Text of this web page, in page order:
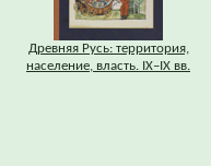
Древняя Русь: территория,
население, власть. IХ–IХ вв.